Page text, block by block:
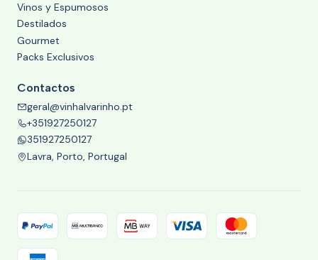
Vinos y Espumosos
Destilados
Gourmet
Packs Exclusivos
Contactos
geral@vinhalvarinho.pt
+351927250127
351927250127
Lavra, Porto, Portugal